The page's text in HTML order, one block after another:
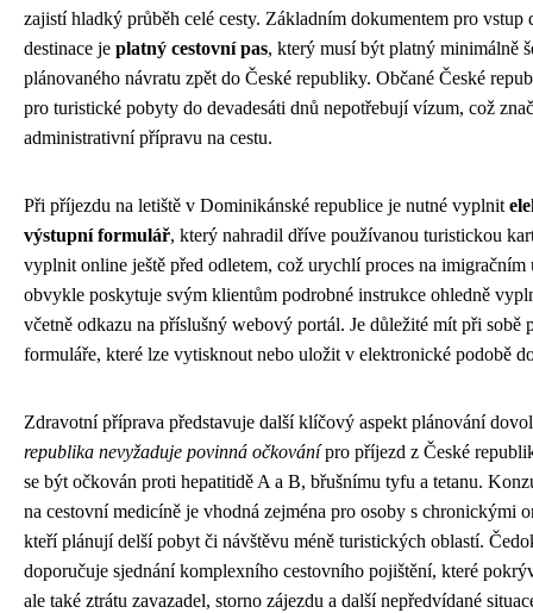
zajistí hladký průběh celé cesty. Základním dokumentem pro vstup
destinace je platný cestovní pas, který musí být platný minimálně
plánovaného návratu zpět do České republiky. Občané České
pro turistické pobyty do devadesáti dnů nepotřebují vízum, což
administrativní přípravu na cestu.
Při příjezdu na letiště v Dominikánské republice je nutné vyplnit
výstupní formulář, který nahradil dříve používanou turistickou
vyplnit online ještě před odletem, což urychlí proces na imigračním
obvykle poskytuje svým klientům podrobné instrukce ohledně
včetně odkazu na příslušný webový portál. Je důležité mít při sobě
formuláře, které lze vytisknout nebo uložit v elektronické podobě
Zdravotní příprava představuje další klíčový aspekt plánování
republika nevyžaduje povinná očkovánípro příjezd z České
se být očkován proti hepatitidě A a B, břušnímu tyfu a tetanu.
na cestovní medicíně je vhodná zejména pro osoby s chronickými
kteří plánují delší pobyt či návštěvu méně turistických oblastí.
doporučuje sjednání komplexního cestovního pojištění, které
ale také ztrátu zavazadel, storno zájezdu a další nepředvídané